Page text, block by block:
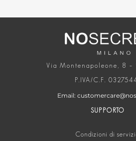
Via Montenapoleone, 8 –
P.IVA/C.F.
Email:
SUPPORTO
Condizioni di